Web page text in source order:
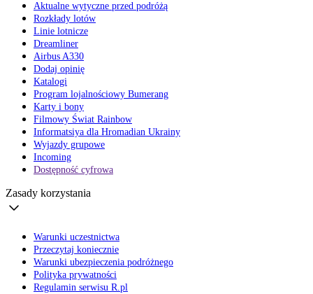
Aktualne wytyczne przed podróżą
Rozkłady lotów
Linie lotnicze
Dreamliner
Airbus A330
Dodaj opinię
Katalogi
Program lojalnościowy Bumerang
Karty i bony
Filmowy Świat Rainbow
Informatsiya dla Hromadian Ukrainy
Wyjazdy grupowe
Incoming
Dostępność cyfrowa
Zasady korzystania
Warunki uczestnictwa
Przeczytaj koniecznie
Warunki ubezpieczenia podróżnego
Polityka prywatności
Regulamin serwisu R.pl